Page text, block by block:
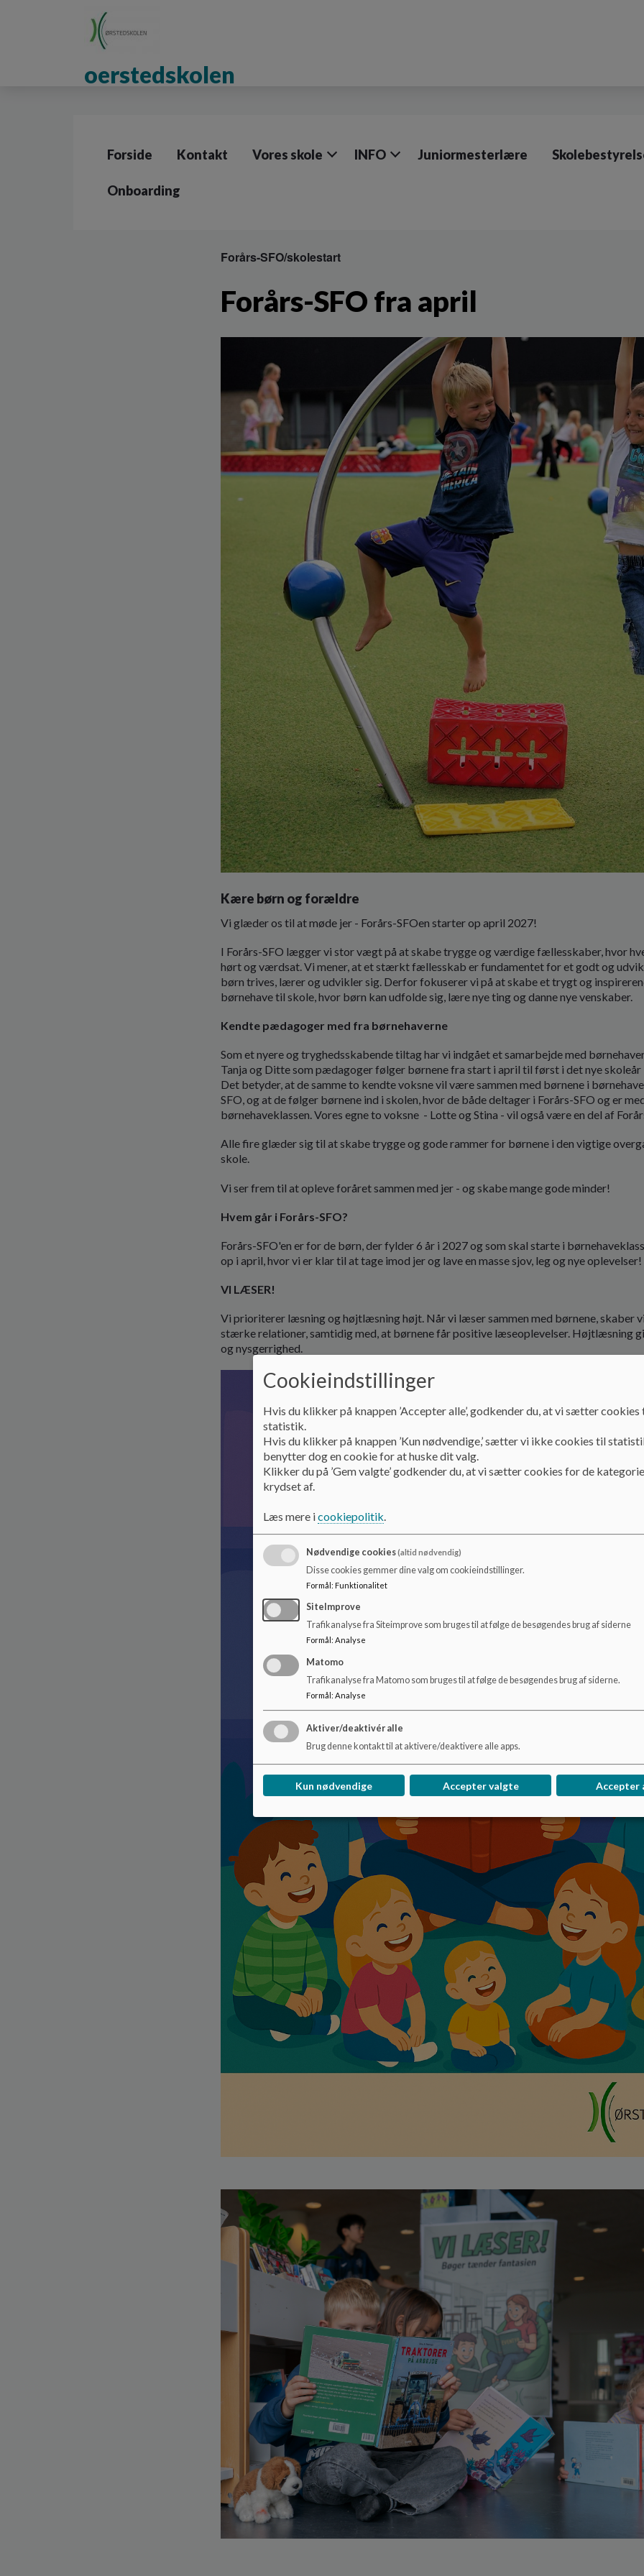
oerstedskolen
Forside Kontakt Vores skole INFO Juniormesterlære
Onboarding
Forårs-SFO/skolestart
Forårs-SFO fra april
Kære børn og forældre
Vi glæder os til at møde jer - Forårs-SFOen starter op april 2027!
I Forårs-SFO lægger vi stor vægt på at skabe trygge og værdige fællesskaber, hvor
hørt og værdsat. Vi mener, at et stærkt fællesskab er fundamentet for et godt og
børn trives, lærer og udvikler sig. Derfor fokuserer vi på at skabe et trygt og
børnehave til skole, hvor børn kan udfolde sig, lære nye ting og danne nye venskaber.
Kendte pædagoger med fra børnehaverne
Som et nyere og tryghedsskabende tiltag har vi indgået et samarbejde med
Tanja og Ditte som pædagoger følger børnene fra start i april til først i det nye skoleår
Det betyder, at de samme to kendte voksne vil være sammen med børnene i
SFO, og at de følger børnene ind i skolen, hvor de både deltager i Forårs-SFO og er
børnehaveklassen. Vores egne to voksne - Lotte og Stina - vil også være en del af
Alle fire glæder sig til at skabe trygge og gode rammer for børnene i den vigtige
skole.
Vi ser frem til at opleve foråret sammen med jer - og skabe mange gode minder!
Hvem går i Forårs-SFO?
Forårs-SFO'en er for de børn, der fylder 6 år i 2027 og som skal starte i
op i april, hvor vi er klar til at tage imod jer og lave en masse sjov, leg og nye oplevelser!
VI LÆSER!
Vi prioriterer læsning og højtlæsning højt. Når vi læser sammen med børnene, skaber
stærke relationer, samtidig med, at børnene får positive læseoplevelser. Højtlæsning
og nysgerrighed.
Cookieindstillinger
Hvis du klikker på knappen ’Accepter alle’, godkender du, at vi sætter
statistik.
Hvis du klikker på knappen ’Kun nødvendige,’ sætter vi ikke cookies til
benytter dog en cookie for at huske dit valg.
Klikker du på ’Gem valgte’ godkender du, at vi sætter cookies for de
krydset af.
Læs mere icookiepolitik.
Nødvendige cookies(altid nødvendig)
Disse cookies gemmer dine valg om cookieindstillinger.
Formål: Funktionalitet
SiteImprove
Trafikanalyse fra Siteimprove som bruges til at følge de besøgendes brug af siderne
Formål : Analyse
Matomo
Trafikanalyse fra Matomo som bruges til at følge de besøgendes brug af siderne.
Formål : Analyse
Aktiver/deaktivér alle
Brug denne kontakt til at aktivere/deaktivere alle apps.
Kun nødvendige Accepter valgte Accepter